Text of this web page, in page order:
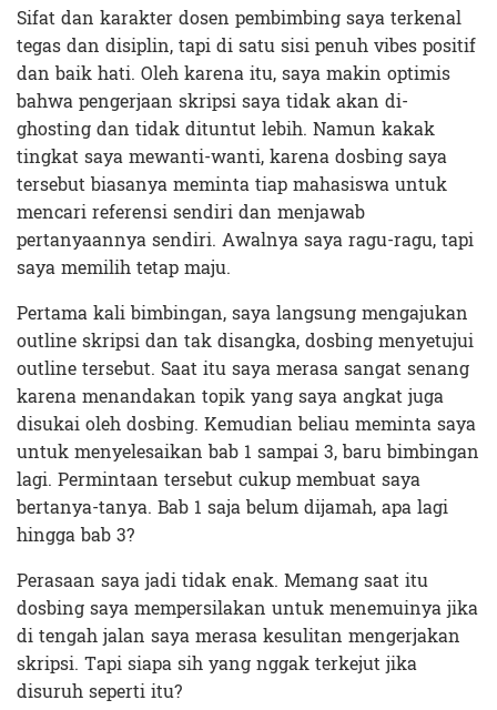
Sifat dan karakter dosen pembimbing saya terkenal
tegas dan disiplin, tapi di satu sisi penuh vibes positif
dan baik hati. Oleh karena itu, saya makin optimis
bahwa pengerjaan skripsi saya tidak akan di-
ghosting dan tidak dituntut lebih. Namun kakak
tingkat saya mewanti-wanti, karena dosbing saya
tersebut biasanya meminta tiap mahasiswa untuk
mencari referensi sendiri dan menjawab
pertanyaannya sendiri. Awalnya saya ragu-ragu, tapi
saya memilih tetap maju.
Pertama kali bimbingan, saya langsung mengajukan
outline skripsi dan tak disangka, dosbing menyetujui
outline tersebut. Saat itu saya merasa sangat senang
karena menandakan topik yang saya angkat juga
disukai oleh dosbing. Kemudian beliau meminta saya
untuk menyelesaikan bab 1 sampai 3, baru bimbingan
lagi. Permintaan tersebut cukup membuat saya
bertanya-tanya. Bab 1 saja belum dijamah, apa lagi
hingga bab 3?
Perasaan saya jadi tidak enak. Memang saat itu
dosbing saya mempersilakan untuk menemuinya jika
di tengah jalan saya merasa kesulitan mengerjakan
skripsi. Tapi siapa sih yang nggak terkejut jika
disuruh seperti itu?